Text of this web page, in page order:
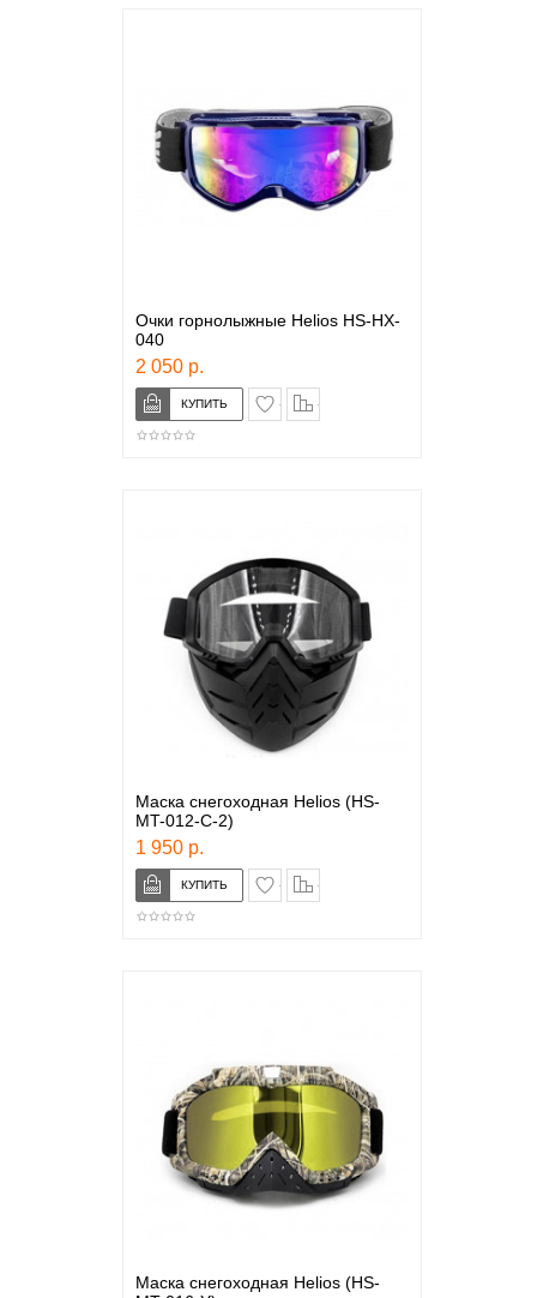
Очки горнолыжные Helios HS-HX-
040
2 050 р.
в закладки
Маска снегоходная Helios (HS-
MT-012-С-2)
1 950 р.
в закладки
Маска снегоходная Helios (HS-